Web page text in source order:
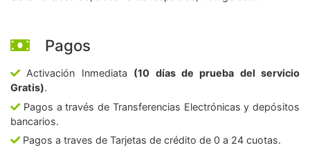
Pagos
Activación Inmediata (10 días de prueba del servicio
Gratis).
Pagos a través de Transferencias Electrónicas y depósitos
bancarios.
Pagos a traves de Tarjetas de crédito de 0 a 24 cuotas.